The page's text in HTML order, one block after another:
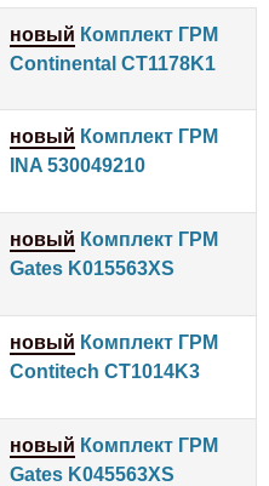
новый Комплект ГРМ
Continental CT1178K1
новый Комплект ГРМ
INA 530049210
новый Комплект ГРМ
Gates K015563XS
новый Комплект ГРМ
Contitech CT1014K3
новый Комплект ГРМ
Gates K045563XS